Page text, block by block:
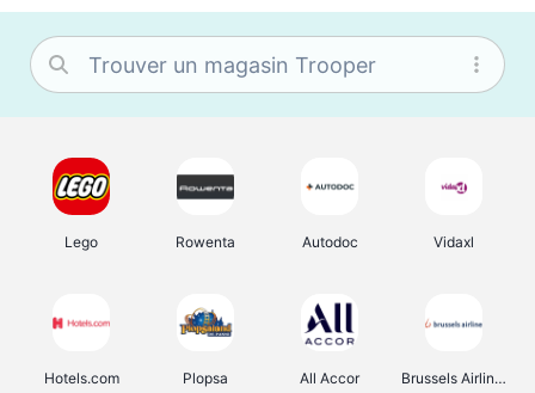
Lego Rowenta Autodoc Vidaxl
Hotels.com Plopsa All Accor Brussels Airlines